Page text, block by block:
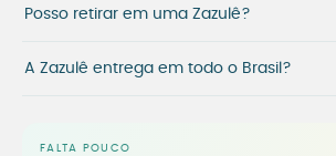
Posso retirar em uma Zazulê?
A Zazulê entrega em todo o Brasil?
FALTA POUCO